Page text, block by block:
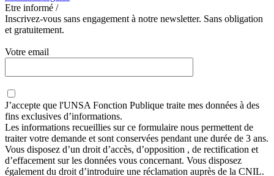
Etre informé /
Inscrivez-vous sans engagement à notre newsletter. Sans obligation
et gratuitement.
Votre email
J’accepte que l'UNSA Fonction Publique traite mes données à des
fins exclusives d’informations.
Les informations recueillies sur ce formulaire nous permettent de
traiter votre demande et sont conservées pendant une durée de 3 ans.
Vous disposez d’un droit d’accès, d’opposition , de rectification et
d’effacement sur les données vous concernant. Vous disposez
également du droit d’introduire une réclamation auprès de la CNIL.